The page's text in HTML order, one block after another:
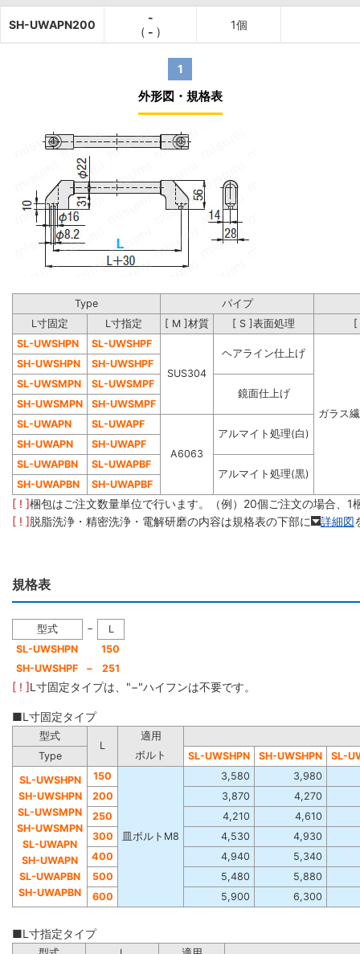
SH-UWAPN200
-
( - )
1個
1
外形図・規格表
Type
パイプ
L寸固定
L寸指定 [ M ]材質 [ S ]表面処理
[
SL-UWSHPN
SL-UWSHPF
SUS304
ヘアライン仕上げ
ガラス
SH-UWSHPN
SH-UWSHPF
SL-UWSMPN
SL-UWSMPF
鏡面仕上げ
SH-UWSMPN
SH-UWSMPF
SL-UWAPN
SL-UWAPF
A6063
アルマイト処理(白)
SH-UWAPN
SH-UWAPF
SL-UWAPBN
SL-UWAPBF
アルマイト処理(黒)
SH-UWAPBN
SH-UWAPBF
[ ! ]梱包はご注文数量単位で行います。（例）20個ご注文の場合、1
[ ! ]脱脂洗浄・精密洗浄・電解研磨の内容は規格表の下部に 詳細図
規格表
型式 −
L
SL-UWSHPN
150
SH-UWSHPF
− 251
[ ! ]L寸固定タイプは、"−"ハイフンは不要です。
■L寸固定タイプ
型式
L
適用
Type
ボルト SL-UWSHPN SH-UWSHPN
SL-
SL-UWSHPN
SH-UWSHPN
SL-UWSMPN
SH-UWSMPN
SL-UWAPN
SH-UWAPN
SL-UWAPBN
SH-UWAPBN
150
皿ボルトM8
3,580
3,980
200
3,870
4,270
250
4,210
4,610
300
4,530
4,930
400
4,940
5,340
500
5,480
5,880
600
5,900 6,300
■L寸指定タイプ